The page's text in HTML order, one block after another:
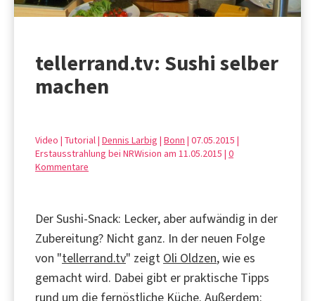
tellerrand.tv: Sushi selber
machen
Video | Tutorial | Dennis Larbig | Bonn | 07.05.2015 |
Erstausstrahlung bei NRWision am 11.05.2015 | 0
Kommentare
Der Sushi-Snack: Lecker, aber aufwändig in der
Zubereitung? Nicht ganz. In der neuen Folge
von "tellerrand.tv" zeigt Oli Oldzen, wie es
gemacht wird. Dabei gibt er praktische Tipps
rund um die fernöstliche Küche. Außerdem: